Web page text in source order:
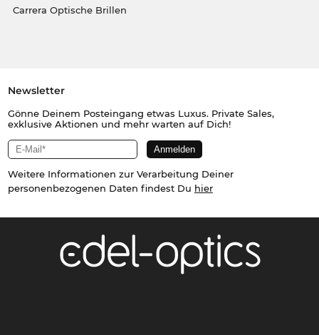
Carrera Optische Brillen
Newsletter
Gönne Deinem Posteingang etwas Luxus. Private Sales,
exklusive Aktionen und mehr warten auf Dich!
Weitere Informationen zur Verarbeitung Deiner
personenbezogenen Daten findest Du hier